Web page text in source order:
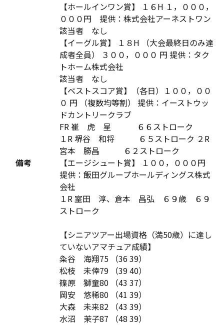
備考
【ホールインワン賞】 １６H １，０００，
０００円 提供：株式会社アーネストワン
該当者 なし
【イーグル賞】 １８H （大会最終日のみ達
成者全員） ３００，０００ 円 提供：タク
トホーム株式会社
該当者 なし
【ベストスコア賞】（各日）１００，００
０ 円 （複数均等割） 提供：イーストウッ
ドカントリークラブ
FR 崔 虎 星 ６６ストローク
１R 堺谷 和将 ６５ストローク ２R
宮本 勝昌 ６２ストローク
【エージシュート賞】 １００，０００円
提供：飯田グループホールディングス株式
会社
１R 室田 淳、倉本 昌弘 ６９歳 ６９
ストローク
【シニアツアー出場資格（満50歳）に達し
ていないアマチュア成績】
粂谷 海翔75 （36 39）
松枝 未倖79 （39 40）
篠原 獅童80 （43 37）
岡安 悠稀80 （41 39）
大森 未来82 （43 39）
水沼 茉子87 （48 39）